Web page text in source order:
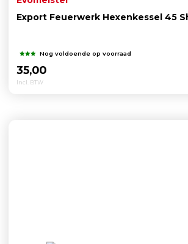
Export Feuerwerk Hexenkessel 45
Nog voldoende op voorraad
35,00
Incl. BTW